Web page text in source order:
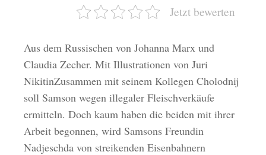
Jetzt bewerten
Aus dem Russischen von Johanna Marx und
Claudia Zecher. Mit Illustrationen von Juri
NikitinZusammen mit seinem Kollegen Cholodnij
soll Samson wegen illegaler Fleischverkäufe
ermitteln. Doch kaum haben die beiden mit ihrer
Arbeit begonnen, wird Samsons Freundin
Nadjeschda von streikenden Eisenbahnern